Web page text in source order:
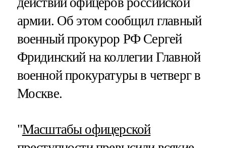
армии. Об этом сообщил главный
военный прокурор РФ Сергей
Фридинский на коллегии Главной
военной прокуратуры в четверг в
Москве.
"Масштабы офицерской